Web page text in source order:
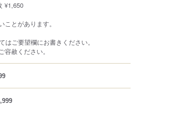
¥1,650
とがあります。
ご要望欄にお書きください。
赦ください。